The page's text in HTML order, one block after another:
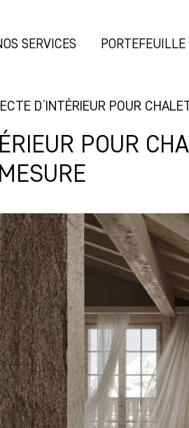
SERVICES PORTEFEUILLE
D’INTÉRIEUR POUR
POUR